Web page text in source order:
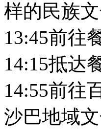
样的民族
13:45前往
14:15抵达
14:55前往
沙巴地域